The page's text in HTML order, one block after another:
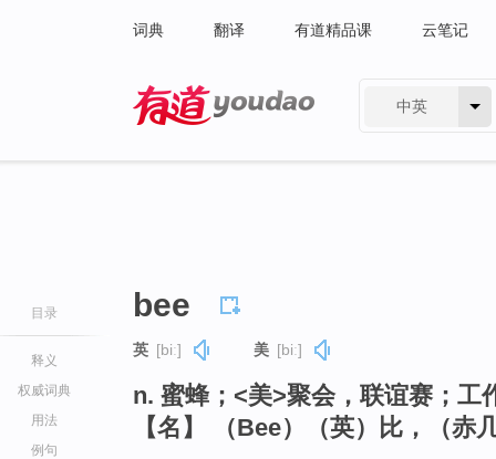
词典 翻译 有道精品课 云笔记
中英
目录
释义
权威词典
用法
例句
bee
英 [biː] 美 [biː]
n. 蜜蜂；<美>聚会，联谊赛；工
【名】 （Bee）（英）比，（赤